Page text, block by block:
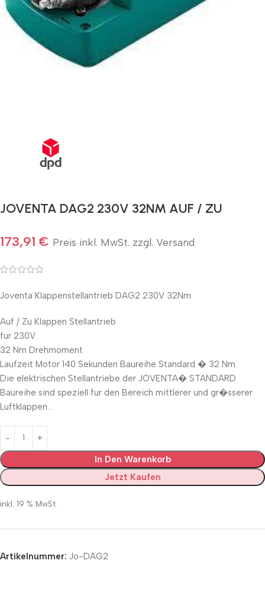
JOVENTA DAG2 230V 32NM AUF / ZU
173,91 € Preis inkl. MwSt. zzgl. Versand
Joventa Klappenstellantrieb DAG2 230V 32Nm
Auf / Zu Klappen Stellantrieb
fur 230V
32 Nm Drehmoment
Laufzeit Motor 140 Sekunden Baureihe Standard � 32 Nm
Die elektrischen Stellantriebe der JOVENTA� STANDARD
Baureihe sind speziell fur den Bereich mittlerer und gr�sserer
Luftklappen…
In Den Warenkorb
Jetzt Kaufen
inkl. 19 % MwSt.
Artikelnummer: Jo-DAG2